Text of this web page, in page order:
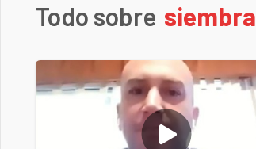
Todo sobre siembra